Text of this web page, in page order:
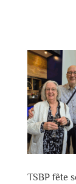
TSBP fête